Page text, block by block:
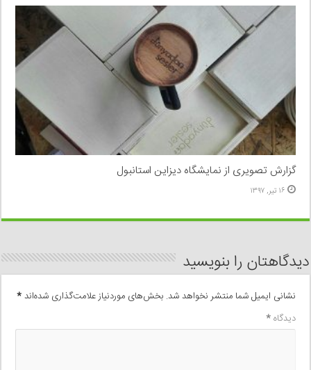
گزارش تصویری از نمایشگاه دیزاین استانبول
۱۶ تیر, ۱۳۹۷
دیدگاهتان را بنویسید
نشانی ایمیل شما منتشر نخواهد شد. بخش‌های موردنیاز علامت‌گذاری شده‌اند*
دیدگاه*